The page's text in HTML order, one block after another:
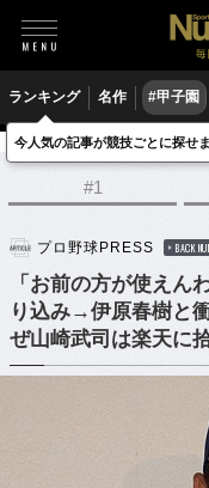
毎
ランキング 名作 #甲子園
野球 プロ野球
#1
プロ野球PRESS BACK
「お前の方が使え
り込み→伊原春樹と
ぜ山崎武司は楽天に
今人気の記事が競技ごとに探せ